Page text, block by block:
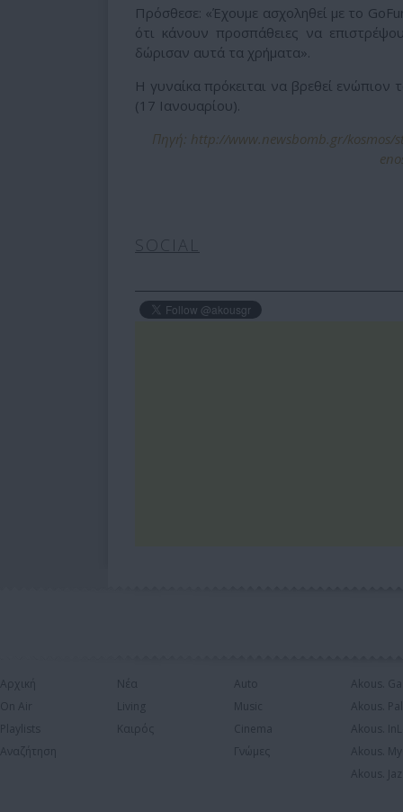
Πρόσθεσε: «Έχουμε ασχοληθεί με το
ότι κάνουν προσπάθειες να
δώρισαν αυτά τα χρήματα».
Η γυναίκα πρόκειται να βρεθεί
(17 Ιανουαρίου).
Πηγή: http://www.newsbomb.gr/
SOCIAL
Αρχική
On Air
Playlists
Αναζήτηση
Νέα
Living
Καιρός
Auto
Music
Cinema
Γνώμες
Akous.
Akous.
Akous.
Akous.
Akous.